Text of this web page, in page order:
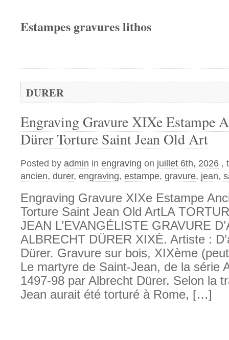
Estampes gravures lithos
DURER
Engraving Gravure XIXe Estampe
Dürer Torture Saint Jean Old Art
Posted by admin in engraving on juillet 6th, 2026 ,
ancien, durer, engraving, estampe, gravure, jean,
Engraving Gravure XIXe Estampe
Torture Saint Jean Old ArtLA
JEAN L’EVANGÉLISTE GRAVURE
ALBRECHT DÜRER XIXÈ. Artiste :
Dürer. Gravure sur bois, XIXème
Le martyre de Saint-Jean, de la série
1497-98 par Albrecht Dürer. Selon la
Jean aurait été torturé à Rome, […]